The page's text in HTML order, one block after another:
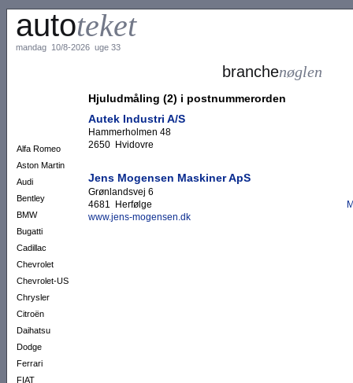
autoteket
mandag 10/8-2026 uge 33
Alfa Romeo
Aston Martin
Audi
Bentley
BMW
Bugatti
Cadillac
Chevrolet
Chevrolet-US
Chrysler
Citroën
Daihatsu
Dodge
Ferrari
FIAT
branchenøglen
Hjuludmåling (2) i postnummerorden
Autek Industri A/S
Hammerholmen 48
2650 Hvidovre
Jens Mogensen Maskiner ApS
Grønlandsvej 6
4681 Herfølge
www.jens-mogensen.dk